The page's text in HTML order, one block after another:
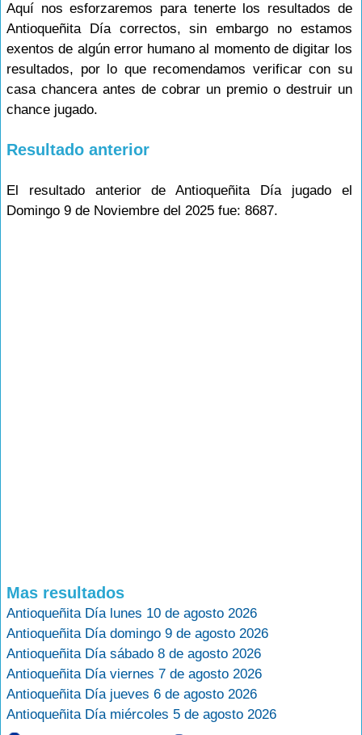
Aquí nos esforzaremos para tenerte los resultados de
Antioqueñita Día correctos, sin embargo no estamos
exentos de algún error humano al momento de digitar los
resultados, por lo que recomendamos verificar con su
casa chancera antes de cobrar un premio o destruir un
chance jugado.
Resultado anterior
El resultado anterior de Antioqueñita Día jugado el
Domingo 9 de Noviembre del 2025 fue: 8687.
Mas resultados
Antioqueñita Día lunes 10 de agosto 2026
Antioqueñita Día domingo 9 de agosto 2026
Antioqueñita Día sábado 8 de agosto 2026
Antioqueñita Día viernes 7 de agosto 2026
Antioqueñita Día jueves 6 de agosto 2026
Antioqueñita Día miércoles 5 de agosto 2026